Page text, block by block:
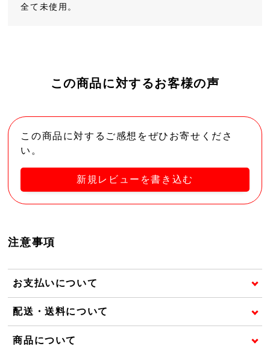
全て未使用。
この商品に対するお客様の声
この商品に対するご感想をぜひお寄せくださ
い。
新規レビューを書き込む
注意事項
お支払いについて
配送・送料について
商品について